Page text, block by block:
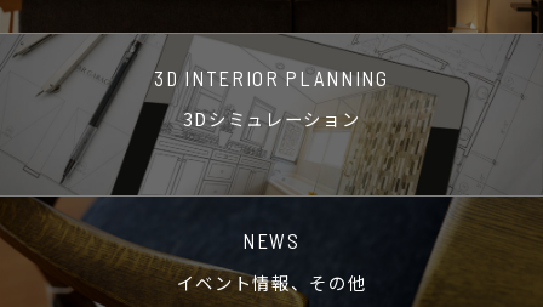
3D INTERIOR PLANNING
3Dシミュレーション
NEWS
イベント情報、その他